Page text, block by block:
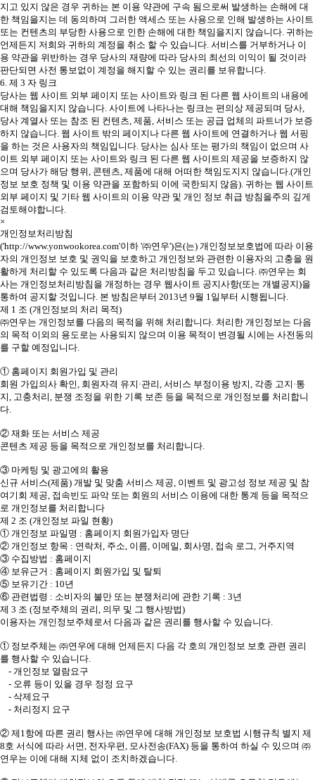
지고 있지 않은 경우 귀하는 본 이용 약관에 구속 됨으로써 발생하는 손해에 대
한 책임을지는 데 동의하며 그러한 액세스 또는 사용으로 인해 발생하는 사이트
또는 컨텐츠의 부당한 사용으로 인한 손해에 대한 책임을지지 않습니다. 귀하는
언제든지 저희와 귀하의 계정을 취소 할 수 있습니다. 서비스를 거부하거나 이
용 약관을 위반하는 경우 당사의 재량에 따라 당사의 최선의 이익이 될 것이라
판단되면 사전 통보없이 계정을 해지할 수 있는 권리를 보유합니다.
6. 제 3 자 링크
당사는 웹 사이트 외부 페이지 또는 사이트와 링크 된 다른 웹 사이트의 내용에
대해 책임을지지 않습니다. 사이트에 나타나는 링크는 편의상 제공되며 당사,
당사 계열사 또는 참조 된 컨텐츠, 제품, 서비스 또는 공급 업체의 파트너가 보증
하지 않습니다. 웹 사이트 밖의 페이지나 다른 웹 사이트에 연결하거나 웹 서핑
을 하는 것은 사용자의 책임입니다. 당사는 심사 또는 평가의 책임이 없으며 사
이트 외부 페이지 또는 사이트와 링크 된 다른 웹 사이트의 제공을 보증하지 않
으며 당사가 해당 행위, 콘텐츠, 제품에 대해 어떠한 책임도지지 않습니다.(개인
정보 보호 정책 및 이용 약관을 포함하되 이에 국한되지 않음). 귀하는 웹 사이트
외부 페이지 및 기타 웹 사이트의 이용 약관 및 개인 정보 취급 방침을주의 깊게
검토해야합니다.
×
개인정보처리방침
('http://www.yonwookorea.com'이하 '㈜연우')은(는) 개인정보보호법에 따라 이용
자의 개인정보 보호 및 권익을 보호하고 개인정보와 관련한 이용자의 고충을 원
활하게 처리할 수 있도록 다음과 같은 처리방침을 두고 있습니다. ㈜연우는 회
사는 개인정보처리방침을 개정하는 경우 웹사이트 공지사항(또는 개별공지)을
통하여 공지할 것입니다. 본 방침은부터 2013년 9월 1일부터 시행됩니다.
제 1 조 (개인정보의 처리 목적)
㈜연우는 개인정보를 다음의 목적을 위해 처리합니다. 처리한 개인정보는 다음
의 목적 이외의 용도로는 사용되지 않으며 이용 목적이 변경될 시에는 사전동의
를 구할 예정입니다.
① 홈페이지 회원가입 및 관리
회원 가입의사 확인, 회원자격 유지·관리, 서비스 부정이용 방지, 각종 고지·통
지, 고충처리, 분쟁 조정을 위한 기록 보존 등을 목적으로 개인정보를 처리합니
다.
② 재화 또는 서비스 제공
콘텐츠 제공 등을 목적으로 개인정보를 처리합니다.
③ 마케팅 및 광고에의 활용
신규 서비스(제품) 개발 및 맞춤 서비스 제공, 이벤트 및 광고성 정보 제공 및 참
여기회 제공, 접속빈도 파악 또는 회원의 서비스 이용에 대한 통계 등을 목적으
로 개인정보를 처리합니다
제 2 조 (개인정보 파일 현황)
① 개인정보 파일명 : 홈페이지 회원가입자 명단
② 개인정보 항목 : 연락처, 주소, 이름, 이메일, 회사명, 접속 로그, 거주지역
③ 수집방법 : 홈페이지
④ 보유근거 : 홈페이지 회원가입 및 탈퇴
⑤ 보유기간 : 10년
⑥ 관련법령 : 소비자의 불만 또는 분쟁처리에 관한 기록 : 3년
제 3 조 (정보주체의 권리, 의무 및 그 행사방법)
이용자는 개인정보주체로서 다음과 같은 권리를 행사할 수 있습니다.
① 정보주체는 ㈜연우에 대해 언제든지 다음 각 호의 개인정보 보호 관련 권리
를 행사할 수 있습니다.
- 개인정보 열람요구
- 오류 등이 있을 경우 정정 요구
- 삭제요구
- 처리정지 요구
② 제1항에 따른 권리 행사는 ㈜연우에 대해 개인정보 보호법 시행규칙 별지 제
8호 서식에 따라 서면, 전자우편, 모사전송(FAX) 등을 통하여 하실 수 있으며 ㈜
연우는 이에 대해 지체 없이 조치하겠습니다.